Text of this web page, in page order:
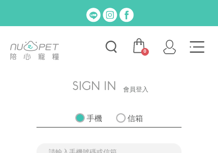
0
會員登入
手機 信箱